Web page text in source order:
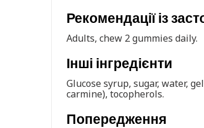
Рекомендації із
Adults, chew 2 gummies daily.
Інші інгредієнти
Glucose syrup, sugar, water,
carmine), tocopherols.
Попередження